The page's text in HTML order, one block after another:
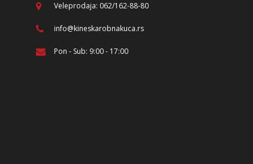
Veleprodaja: 062/162-88-80
info@kineskarobnakuca.rs
Pon - Sub: 9:00 - 17:00